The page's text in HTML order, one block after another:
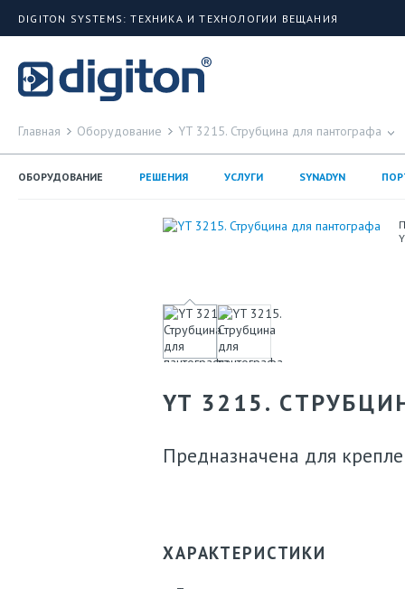
DIGITON SYSTEMS: ТЕХНИКА И ТЕХНОЛОГИИ ВЕЩАНИЯ
Главная Оборудование YT 3215. Струбцина для пантографа
ОБОРУДОВАНИЕ РЕШЕНИЯ УСЛУГИ SYNADYN
YT 3215.
Предназначена для
ХАРАКТЕРИСТИКИ